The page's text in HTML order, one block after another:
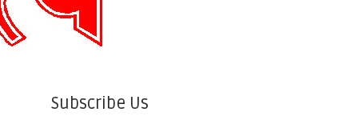
Subscribe Us